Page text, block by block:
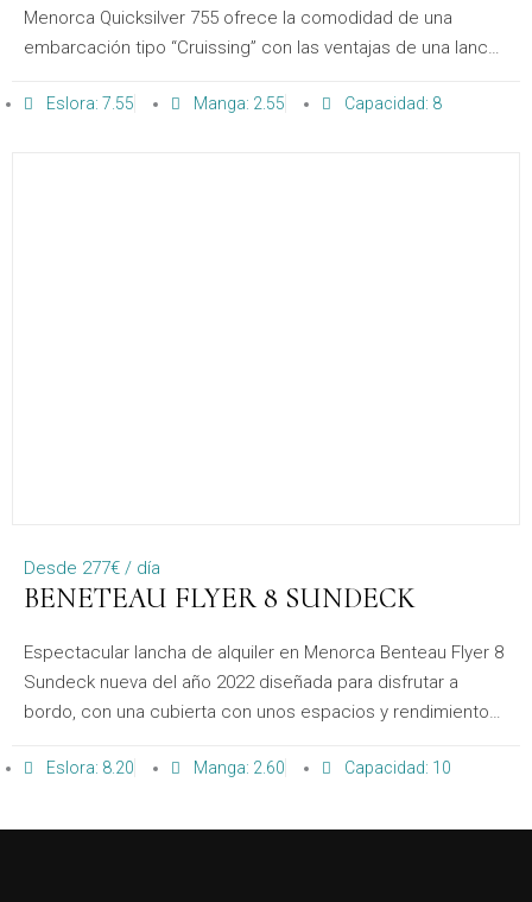
Menorca Quicksilver 755 ofrece la comodidad de una
embarcación tipo “Cruissing” con las ventajas de una lancha
distribución en cubierta y toldo bimini que cubre
Eslora: 7.55 Manga: 2.55 Capacidad: 8
Desde 277€ / día
BENETEAU FLYER 8 SUNDECK
Espectacular lancha de alquiler en Menorca Benteau Flyer 8
Sundeck nueva del año 2022 diseñada para disfrutar a
bordo, con una cubierta con unos espacios y rendimiento
su gran distribución en cubierta, sin duda, una gran opción
Eslora: 8.20 Manga: 2.60 Capacidad: 10